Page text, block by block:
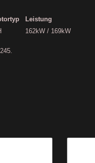
Leistung
162kW / 169kW